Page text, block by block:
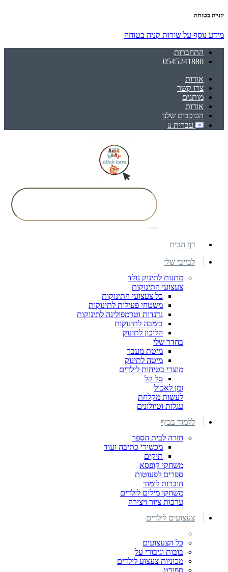
קנייה בטוחה
מידע נוסף על שירות קניה בטוחה
התחברות
0545241880
אודות
צרו קשר
מותגים
אודות
הכוכבים שלנו
עברית
דף הבית
לבייבי שלי
מתנות לתינוק נולד
צעצועי התינוקות
כל צעצועי התינוקות
משטחי פעילות לתינוקות
נדנדות וטרמפולינה לתינוקות
בימבה לתינוקות
הליכון לתינוק
בחדר שלי
מיטת מעבר
מיטה לתינוק
מוצרי בטיחות לילדים
סל קל
זמן לאכול
לעשות מקלחת
עגלות וטיולונים
ללמוד בכיף
חזרה לבית הספר
מכשירי כתיבה ועוד
תיקים
משחקי קופסא
ספרים לפעוטות
חוברות לימוד
משחקי מילים לילדים
ערכות ציור ויצירה
צעצועים לילדים
כל הצעצועים
בובות וגיבורי על
מכוניות צעצוע לילדים
ספורט